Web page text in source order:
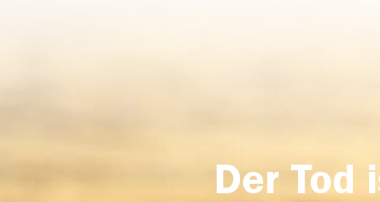
Der